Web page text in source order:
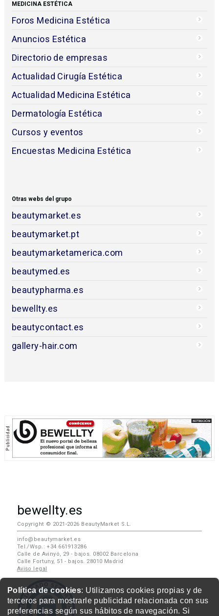
Política de cookies: Utilizamos cookies propias y de
terceros para mostrarle publicidad relacionada con sus
preferencias según sus hábitos de navegación. Si
MEDICINA ESTÉTICA
Foros Medicina Estética
Anuncios Estética
Directorio de empresas
Actualidad Cirugía Estética
Actualidad Medicina Estética
Dermatología Estética
Cursos y eventos
Encuestas Medicina Estética
Otras webs del grupo
beautymarket.es
beautymarket.pt
beautymarketamerica.com
beautymed.es
beautypharma.es
bewellty.es
beautycontact.es
gallery-hair.com
bewellty.es
Copyright © 2021-2026 BeautyMarket S.L.
info@beautymarket.es
Tel./Wsp.: +34 661913286
Calle de Avinyó, 29 - bajos. 08002 Barcelona
Calle Fortuny, 51 - bajos. 28010 Madrid
Aviso legal